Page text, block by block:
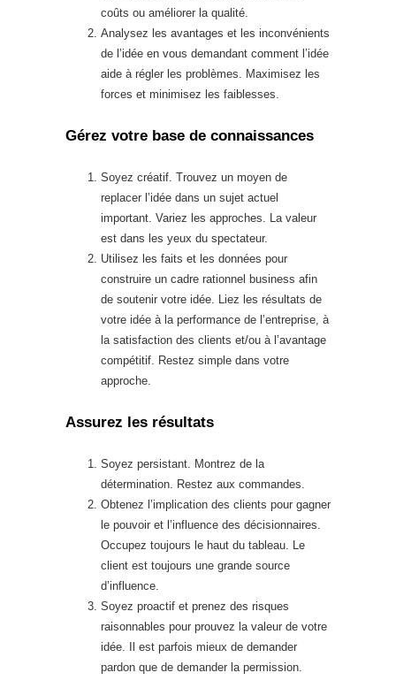
coûts ou améliorer la qualité.
Analysez les avantages et les inconvénients
de l’idée en vous demandant comment l’idée
aide à régler les problèmes. Maximisez les
forces et minimisez les faiblesses.
Gérez votre base de connaissances
Soyez créatif. Trouvez un moyen de
replacer l’idée dans un sujet actuel
important. Variez les approches. La valeur
est dans les yeux du spectateur.
Utilisez les faits et les données pour
construire un cadre rationnel business afin
de soutenir votre idée. Liez les résultats de
votre idée à la performance de l’entreprise, à
la satisfaction des clients et/ou à l’avantage
compétitif. Restez simple dans votre
approche.
Assurez les résultats
Soyez persistant. Montrez de la
détermination. Restez aux commandes.
Obtenez l’implication des clients pour gagner
le pouvoir et l’influence des décisionnaires.
Occupez toujours le haut du tableau. Le
client est toujours une grande source
d’influence.
Soyez proactif et prenez des risques
raisonnables pour prouvez la valeur de votre
idée. Il est parfois mieux de demander
pardon que de demander la permission.